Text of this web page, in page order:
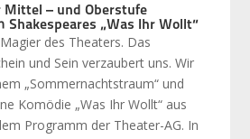
Mittel – und Oberstufe
„Was Ihr Wollt“
des Theaters. Das
und Sein verzaubert uns. Wir
„Sommernachtstraum“ und
Komödie „Was Ihr Wollt“ aus
Programm der Theater-AG. In